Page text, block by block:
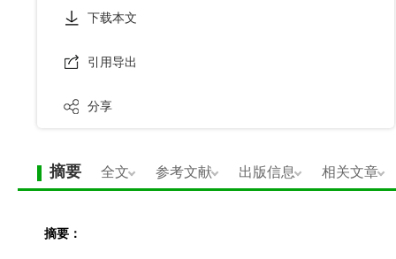
下载本文
引用导出
分享
摘要 全文 参考文献 出版信息 相关文章
摘要：